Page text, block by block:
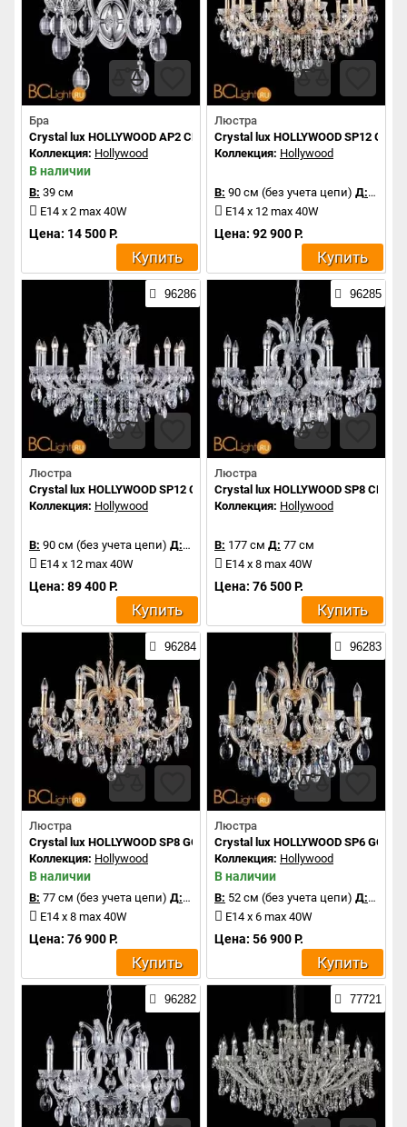
Бра
Crystal lux HOLLYWOOD AP2 CHROME
Коллекция: Hollywood
В наличии
В: 39 см
E14 x 2 max 40W
Цена: 14 500 Р.
Купить
Люстра
Crystal lux HOLLYWOOD SP12 GOLD
Коллекция: Hollywood
В: 90 см (без учета цепи) Д:90 см
E14 x 12 max 40W
Цена: 92 900 Р.
Купить
96286
Люстра
Crystal lux HOLLYWOOD SP12 CHROME
Коллекция: Hollywood
В: 90 см (без учета цепи) Д:90 см
E14 x 12 max 40W
Цена: 89 400 Р.
Купить
96285
Люстра
Crystal lux HOLLYWOOD SP8
Коллекция: Hollywood
В: 177 см Д: 77 см
E14 x 8 max 40W
Цена: 76 500 Р.
Купить
96284
Люстра
Crystal lux HOLLYWOOD SP8 GOLD
Коллекция: Hollywood
В наличии
В: 77 см (без учета цепи) Д:77 см
E14 x 8 max 40W
Цена: 76 900 Р.
Купить
96283
Люстра
Crystal lux HOLLYWOOD SP6 GOLD
Коллекция: Hollywood
В наличии
В: 52 см (без учета цепи) Д:63 см
E14 x 6 max 40W
Цена: 56 900 Р.
Купить
96282 77721